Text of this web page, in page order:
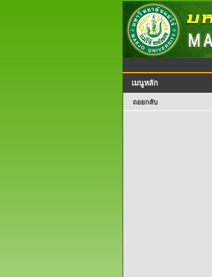
เมนูหลัก
ถอยกลับ